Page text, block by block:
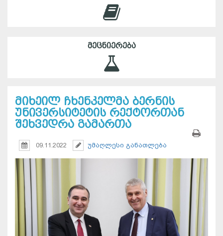
ᲛᲔᲪᲜᲘᲔᲠᲔᲑᲐ
მიხეილ ჩხენკელმა ბერნის
უნივერსიტეტის რექტორთან
შეხვედრა გამართა
09.11.2022 უმაღლესი განათლება